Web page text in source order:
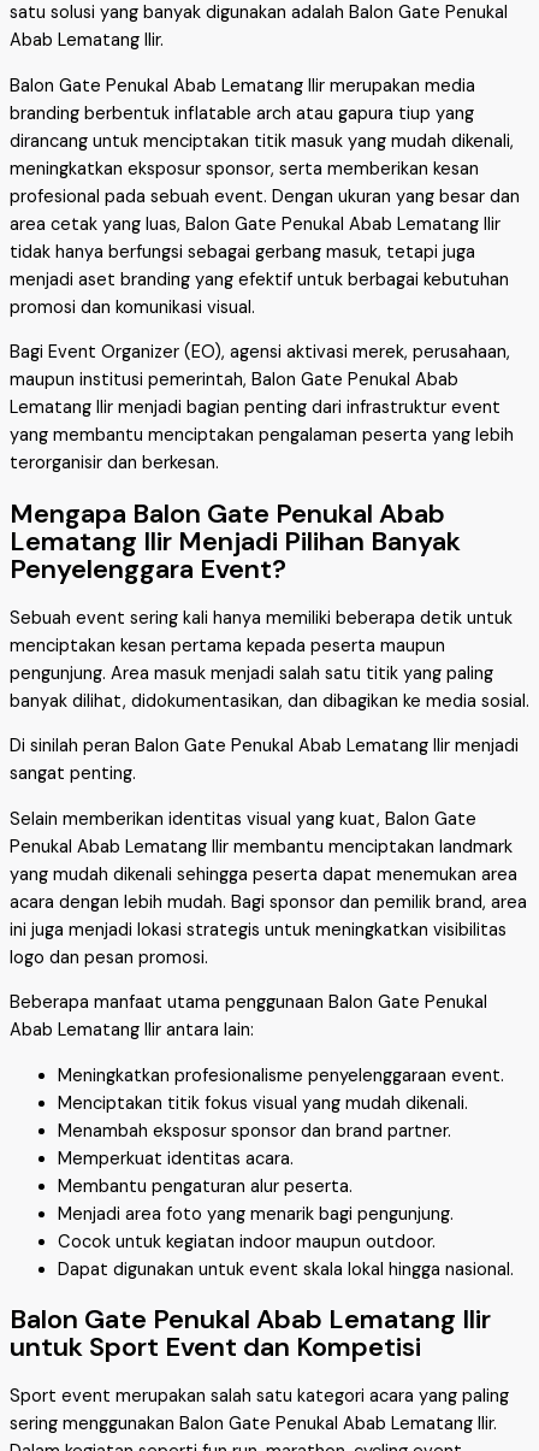
satu solusi yang banyak digunakan adalah Balon Gate Penukal
Abab Lematang Ilir.
Balon Gate Penukal Abab Lematang Ilir merupakan media
branding berbentuk inflatable arch atau gapura tiup yang
dirancang untuk menciptakan titik masuk yang mudah dikenali,
meningkatkan eksposur sponsor, serta memberikan kesan
profesional pada sebuah event. Dengan ukuran yang besar dan
area cetak yang luas, Balon Gate Penukal Abab Lematang Ilir
tidak hanya berfungsi sebagai gerbang masuk, tetapi juga
menjadi aset branding yang efektif untuk berbagai kebutuhan
promosi dan komunikasi visual.
Bagi Event Organizer (EO), agensi aktivasi merek, perusahaan,
maupun institusi pemerintah, Balon Gate Penukal Abab
Lematang Ilir menjadi bagian penting dari infrastruktur event
yang membantu menciptakan pengalaman peserta yang lebih
terorganisir dan berkesan.
Mengapa Balon Gate Penukal Abab
Lematang Ilir Menjadi Pilihan Banyak
Penyelenggara Event?
Sebuah event sering kali hanya memiliki beberapa detik untuk
menciptakan kesan pertama kepada peserta maupun
pengunjung. Area masuk menjadi salah satu titik yang paling
banyak dilihat, didokumentasikan, dan dibagikan ke media sosial.
Di sinilah peran Balon Gate Penukal Abab Lematang Ilir menjadi
sangat penting.
Selain memberikan identitas visual yang kuat, Balon Gate
Penukal Abab Lematang Ilir membantu menciptakan landmark
yang mudah dikenali sehingga peserta dapat menemukan area
acara dengan lebih mudah. Bagi sponsor dan pemilik brand, area
ini juga menjadi lokasi strategis untuk meningkatkan visibilitas
logo dan pesan promosi.
Beberapa manfaat utama penggunaan Balon Gate Penukal
Abab Lematang Ilir antara lain:
Meningkatkan profesionalisme penyelenggaraan event.
Menciptakan titik fokus visual yang mudah dikenali.
Menambah eksposur sponsor dan brand partner.
Memperkuat identitas acara.
Membantu pengaturan alur peserta.
Menjadi area foto yang menarik bagi pengunjung.
Cocok untuk kegiatan indoor maupun outdoor.
Dapat digunakan untuk event skala lokal hingga nasional.
Balon Gate Penukal Abab Lematang Ilir
untuk Sport Event dan Kompetisi
Sport event merupakan salah satu kategori acara yang paling
sering menggunakan Balon Gate Penukal Abab Lematang Ilir.